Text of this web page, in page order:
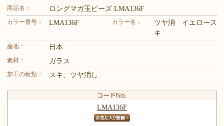
商品名： ロングマガ玉ビーズ LMA136F
カラー番号： LMA136F カラー名：
ツヤ消 イエロース
キ
産地： 日本
素材： ガラス
加工の種類： スキ、ツヤ消し
LMA136F